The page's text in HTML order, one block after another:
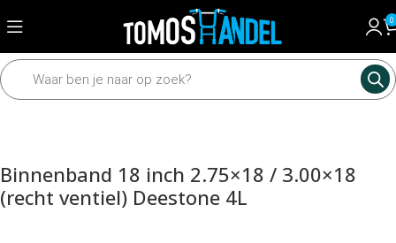
0
Home Framedelen Banden Binnenbanden
Binnenband 18 inch 2.75×18 / 3.00×18
(recht ventiel) Deestone 4L